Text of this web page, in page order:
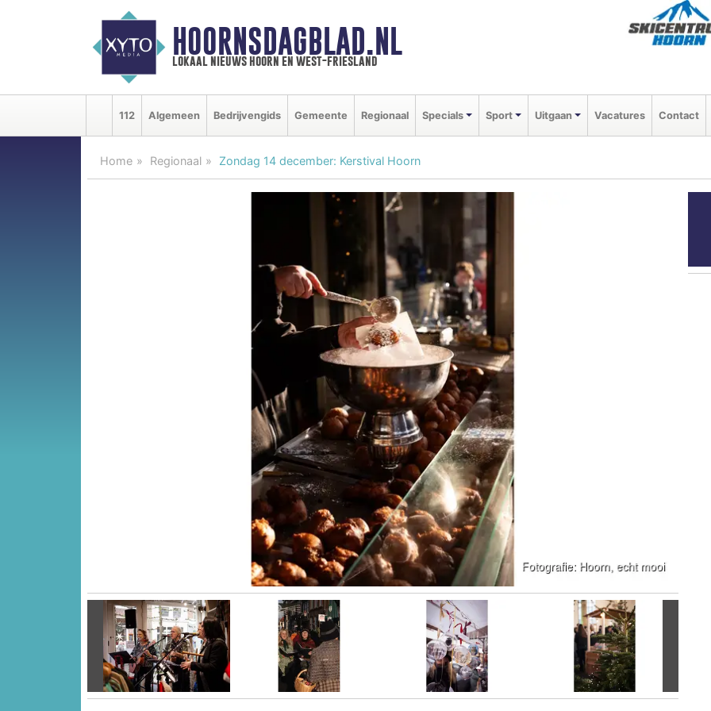
HOORNSDAGBLAD.NL
lokaal nieuws hoorn en west-friesland
112 Algemeen Bedrijvengids Gemeente Regionaal Specials Sport Uitgaan Vacatures Contact
Home Regionaal Zondag 14 december: Kerstival Hoorn
Vorige